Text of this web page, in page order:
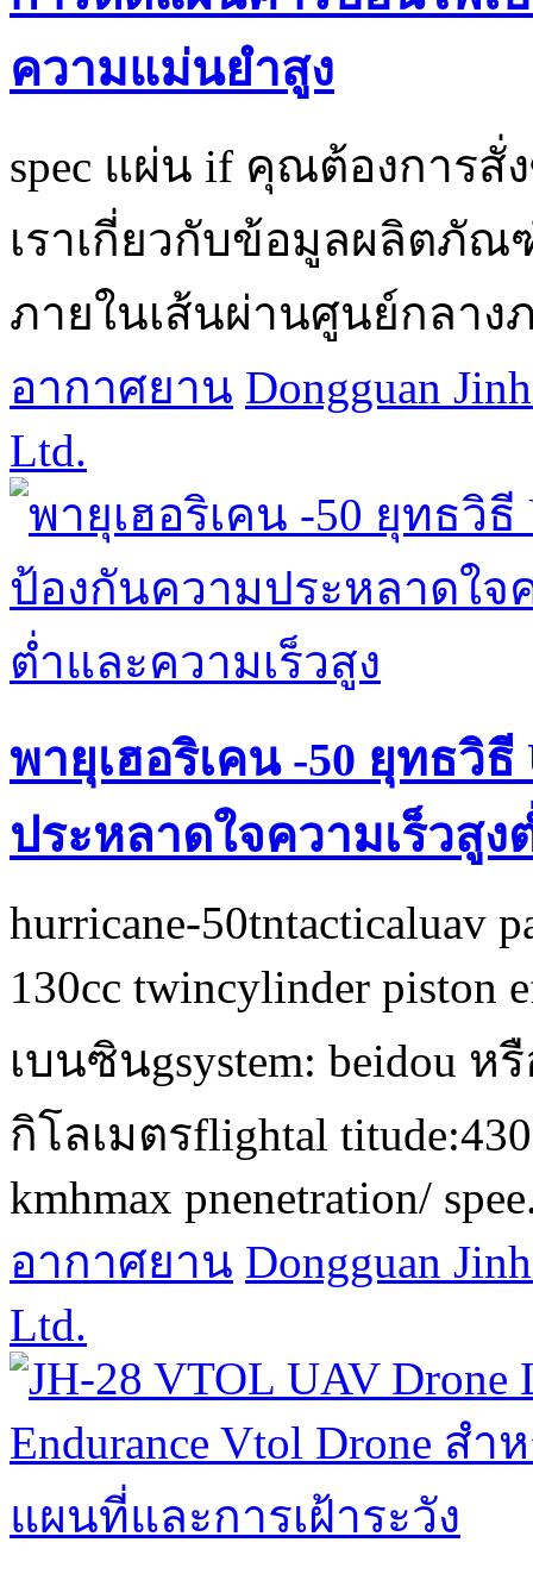
ความแม่นยำสูง
spec แผ่น if คุณต้องการ
เราเกี่ยวกับข้อมูลผลิตภัณ
ภายในเส้นผ่านศูนย์กลาง
อากาศยาน Dongguan
Ltd.
พายุเฮอริเคน -50 ยุทธวิ
ประหลาดใจความเร็วสูง
hurricane-50tntacticaluav
130cc twincylinder
เบนซินgsystem: beidou ห
กิโลเมตรflightal
kmhmax pnenetration/
อากาศยาน Dongguan
Ltd.